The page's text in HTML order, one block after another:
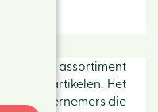
assortiment
en kerstartikelen. Het
die